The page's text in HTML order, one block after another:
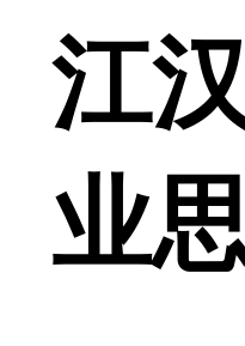
江
业